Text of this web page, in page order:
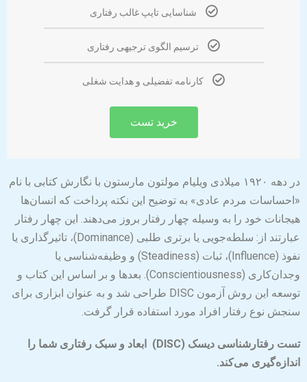
شناسایی تایپ غالب رفتاری
ترسیم الگوی ترجیهی رفتاری
کارنامه تفضیلی و هدایت شغلی
خرید تست
در دهه ۱۹۲۰ میلادی ویلیام مولتون مارستون با نگارش کتابی با نام
«احساسات مردم عادی» به توضیح این نکته پرداخت که انسان‌ها
هیجانات خود را به وسیله چهار رفتار بروز می‌دهند. این چهار رفتار
عبارتند از: سلطه‌جویی یا برتری طلبی (Dominance)، تاثیرگذاری یا
نفوذ (Influence)، ثبات (Steadiness) و وظیفه‌شناسی یا
وجدان‌کاری (Conscientiousness). بعدها و بر اساس این کتاب و
توسعه این روش آزمون DISC طراحی شد و به عنوان ابزاری برای
سنجش نوع رفتار افراد مورد استفاده قرار گرفت.
تست رفتارشناسی دیسک (DISC) ابعاد و سبک رفتاری شما را
اندازه‌گیری می‌کند.